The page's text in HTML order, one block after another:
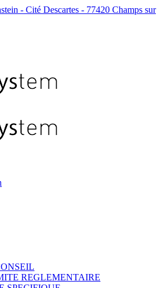
- Cité Descartes - 77420 Champs sur
REGLEMENTAIRE